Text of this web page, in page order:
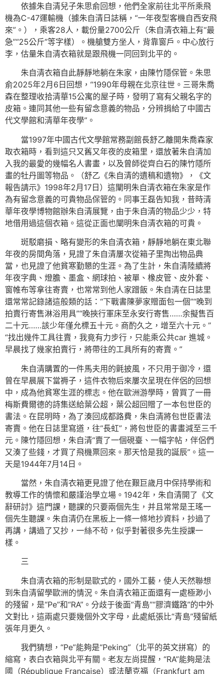
依據朱自清兒子朱思俞回想，他們全家前往北平所乘飛
機為C-47運輸機（據朱自清日誌稱，“一年夜型客機自西安飛
來”。），乘客28人，載份量2700公斤（朱自清衣箱上有“最
急”“25公斤”等字樣）。機艙雙方坐人，背靠窗戶。中心放行
李，估量朱自清衣箱就是跟飛機一同回到北平的。
朱自清衣箱自此靜靜地躺在朱家，由陳竹隱保管。朱思
俞2025年2月6日回想，“1990年母親在北京往世。三哥朱喬
森在整理收拾清華15公寓的屋子時，發明了寫有父親名字的
皮箱。連同其他一些有留念意義的物品，分辨捐給了中國古
代文學館和清華年夜學”。
當1997年中國古代文學館常務副館長舒乙離開朱喬森家
取衣箱時，看到這只又舊又年夜的皮箱里，還放著朱自清加
入我的最愛的幾幅名人書畫，以及曾師從齊白石的陳竹隱所
畫的牡丹圖等物品。（舒乙《朱自清的遺稿和遺物》，《文
報告請示》1998年2月17日）這闡明朱自清衣箱在朱家是作
為有留念意義的可貴物品保管的。同事王磊告知我，昔時清
華年夜學博物館辦朱自清展覽，由于朱自清的物品少少，特
地借用過這個衣箱。這從正面也闡明朱自清衣箱的可貴。
斑駁磨損、略有變形的朱自清衣箱，靜靜地躺在東北聯
年夜的房間角落，見證了朱自清屢次從箱子里掏出物品典
當，也見證了他貧寒勤懇的生涯。為了生計，朱自清陸續將
年夜字典、燈膽、墨盒、網球拍、被單、橡皮管、皮外套、
窗帷布等拿往寄賣，也常常到他人家蹭飯。朱自清在日誌里
還常常記錄諸這般類的話：“下戰書陳夢家贈面包一個”“晚到
拍賣行寄售淋浴用具”“晚挾行軍床至永安行寄售……余擬售百
二十元……該少年僅允標五十元。商酌久之，增至六十元。”
“找出幾件工具往賣，我竟有力步行，只能乘公共car 進城。
早晨找了幾家拍賣行，將帶往的工具所有的寄賣。”
朱自清購置的一件馬夫用的氈披風，不只用于御冷，還
曾在早晨展下當褥子，這件衣物后來屢次呈現在伴侶的回想
中，成為他貧寒生涯的標志。他在歐洲游學時，曾買了一冊
梅斯費爾德的詩集送給葉公超，葉公超回贈了一本包世臣的
書法。在昆明時，為了湊回成都路費，朱自清將包世臣書法
寄賣。他在日誌里寫道，往“長虹”，將包世臣的書畫減至三千
元。陳竹隱回想，朱自清“賣了一個硯臺、一幅字帖，伴侶們
又湊了些錢，才買了飛機票回來。那天恰是我的誕辰”。這一
天是1944年7月14日。
當然，朱自清衣箱更見證了他在艱巨歲月中保持學術和
教導工作的情懷和嚴謹治學立場。1942年，朱自清開了《文
辭研討》這門課，聽課的只要兩個先生，并且常常是王瑤一
個先生聽課。朱自清仍在黑板上一條一條地抄資料，抄過了
再講，講過了又抄，一絲不茍，似乎對著很多先生授課一
樣。
三
朱自清衣箱的形制是歐式的，國外工藝，使人天然聯想
到朱自清留學歐洲的情況。朱自清衣箱正面還有一處極渺小
的殘留，是“Pe”和“RA”。分歧于後面“青島”“膠濟鐵路”的中外
文對比，這兩處只要幾個外文字母，此處紙張比“青島”殘留紙
張年月更久。
我們猜想，“Pe”能夠是“Peking”（北平的英文拼寫）的
縮寫，表白衣箱與北平有關。老友左尚提醒，“RA”能夠是法
國（République Française）或法蘭克福（Frankfurt am